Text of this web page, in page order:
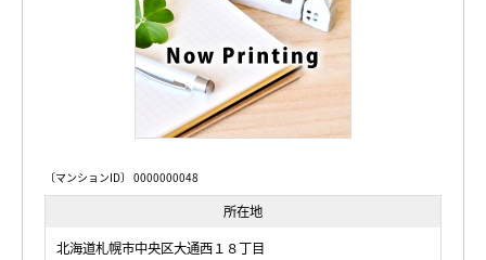
〔マンションID〕 0000000048
所在地
北海道札幌市中央区大通西１８丁目